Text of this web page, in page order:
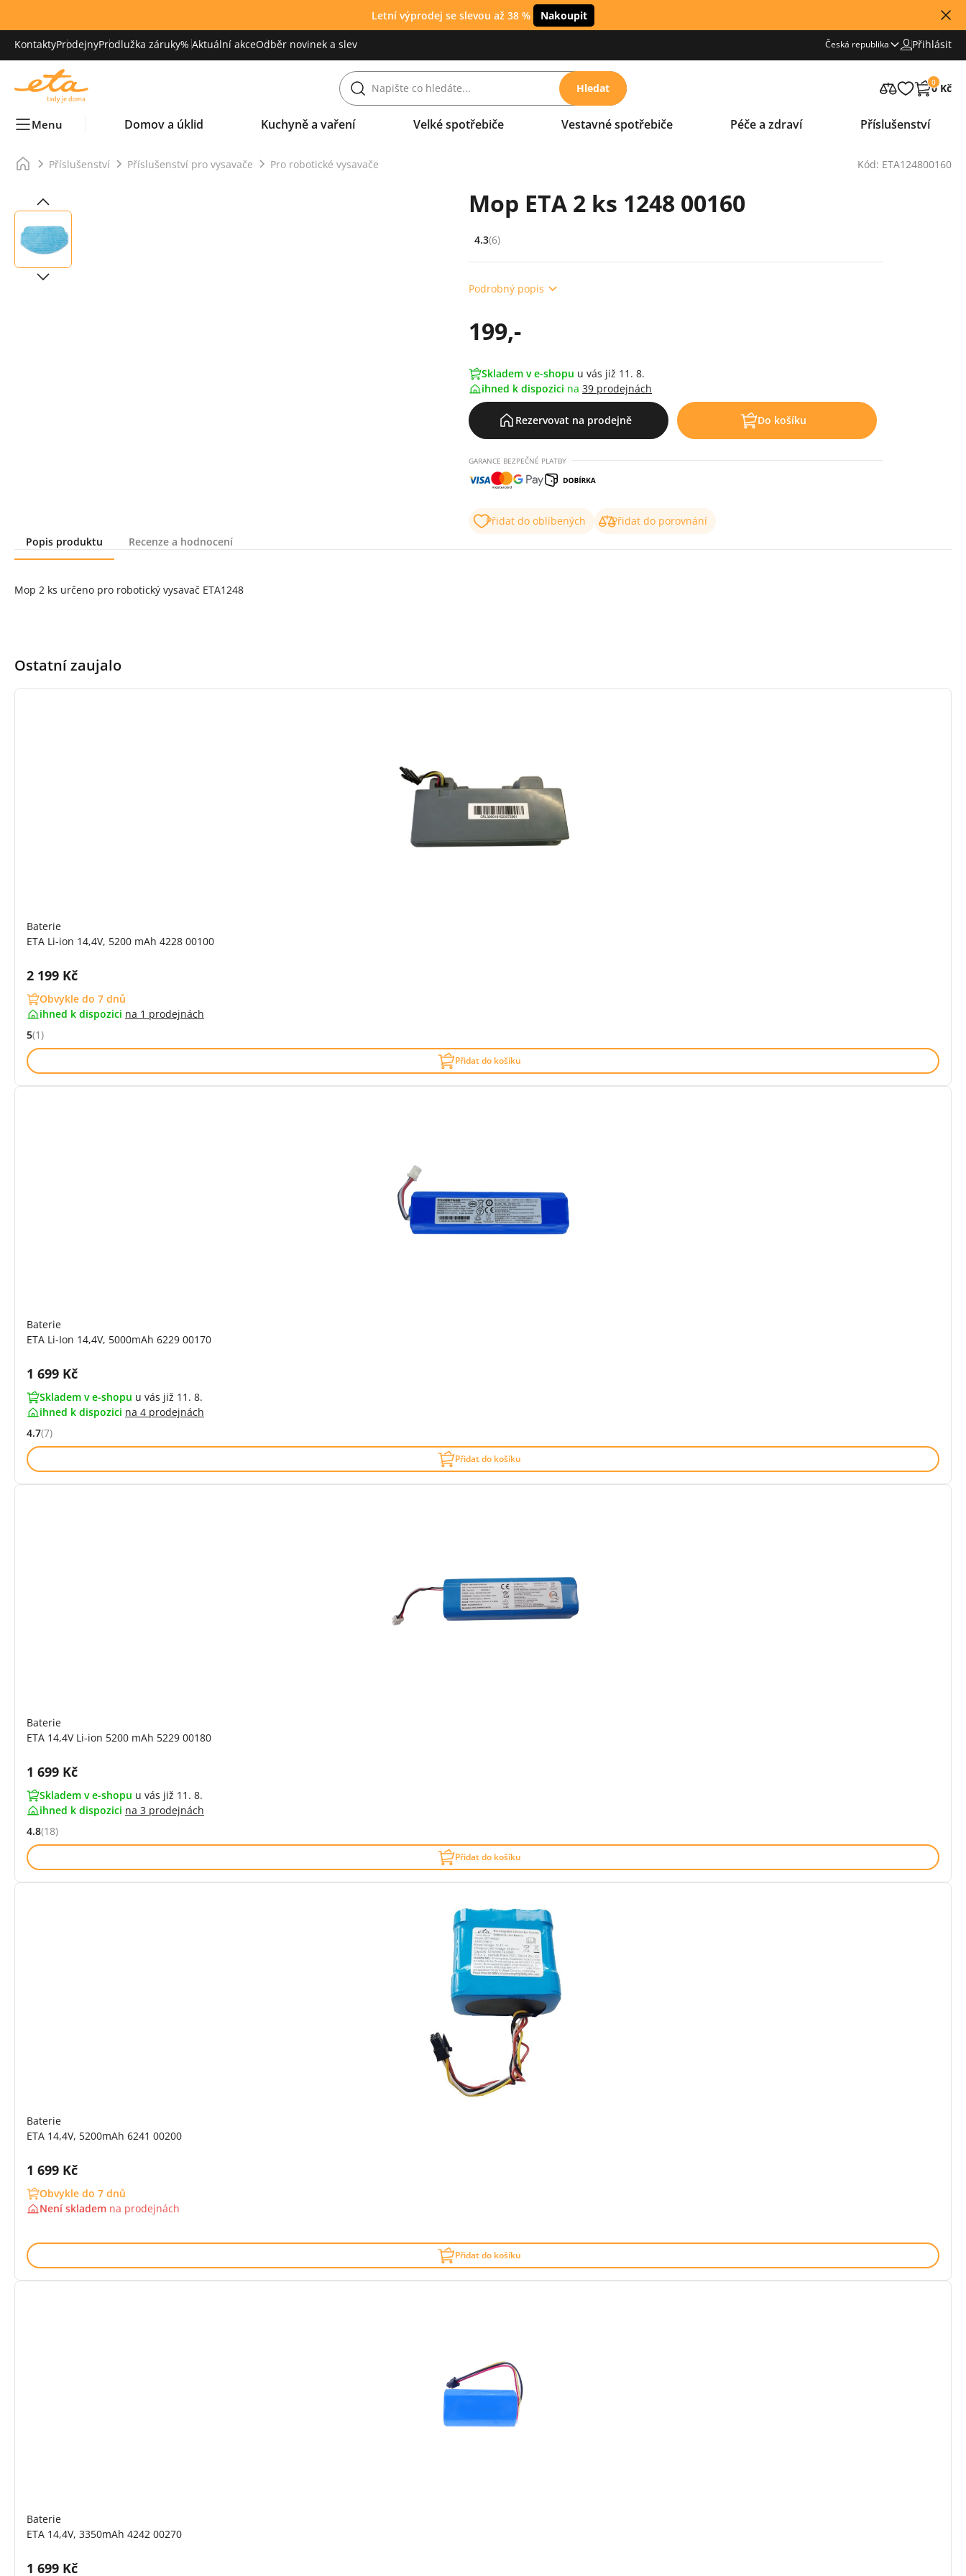
Letní výprodej se slevou až 38 % Nakoupit
KontaktyProdejnyProdlužka záruky% Aktuální akceOdběr novinek a slev Česká republika Přihlásit
Hledat 0
0 Kč
Menu Domov a úklid Kuchyně a vaření Velké spotřebiče Vestavné spotřebiče Péče a zdraví Příslušenství
Příslušenství Příslušenství pro vysavače Pro robotické vysavače Kód: ETA124800160
Mop ETA 2 ks 1248 00160
Hodnocení: 4.3 z 5 (6 recenzí)
4.3(6)
Podrobný popis
199,-
Skladem v e-shopu u vás již 11. 8.
ihned k dispozici na 39 prodejnách
Rezervovat na prodejně Do košíku
GARANCE BEZPEČNÉ PLATBY
Přidat do oblíbených
Přidat do porovnání
Popis produktu
Recenze a hodnocení
Mop 2 ks určeno pro robotický vysavač ETA1248
Ostatní zaujalo
Baterie
ETA Li-ion 14,4V, 5200 mAh 4228 00100
Cena s DPH:
2 199 Kč
Obvykle do 7 dnů
ihned k dispozici na 1 prodejnách
Hodnocení: 5 z 5 (1 recenzí)
5(1)
Přidat do košíku
Baterie
ETA Li-Ion 14,4V, 5000mAh 6229 00170
Cena s DPH:
1 699 Kč
Skladem v e-shopu u vás již 11. 8.
ihned k dispozici na 4 prodejnách
Hodnocení: 4.7 z 5 (7 recenzí)
4.7(7)
Přidat do košíku
Baterie
ETA 14,4V Li-ion 5200 mAh 5229 00180
Cena s DPH:
1 699 Kč
Skladem v e-shopu u vás již 11. 8.
ihned k dispozici na 3 prodejnách
Hodnocení: 4.8 z 5 (18 recenzí)
4.8(18)
Přidat do košíku
Baterie
ETA 14,4V, 5200mAh 6241 00200
Cena s DPH:
1 699 Kč
Obvykle do 7 dnů
Není skladem na prodejnách
Přidat do košíku
Baterie
ETA 14,4V, 3350mAh 4242 00270
Cena s DPH:
1 699 Kč